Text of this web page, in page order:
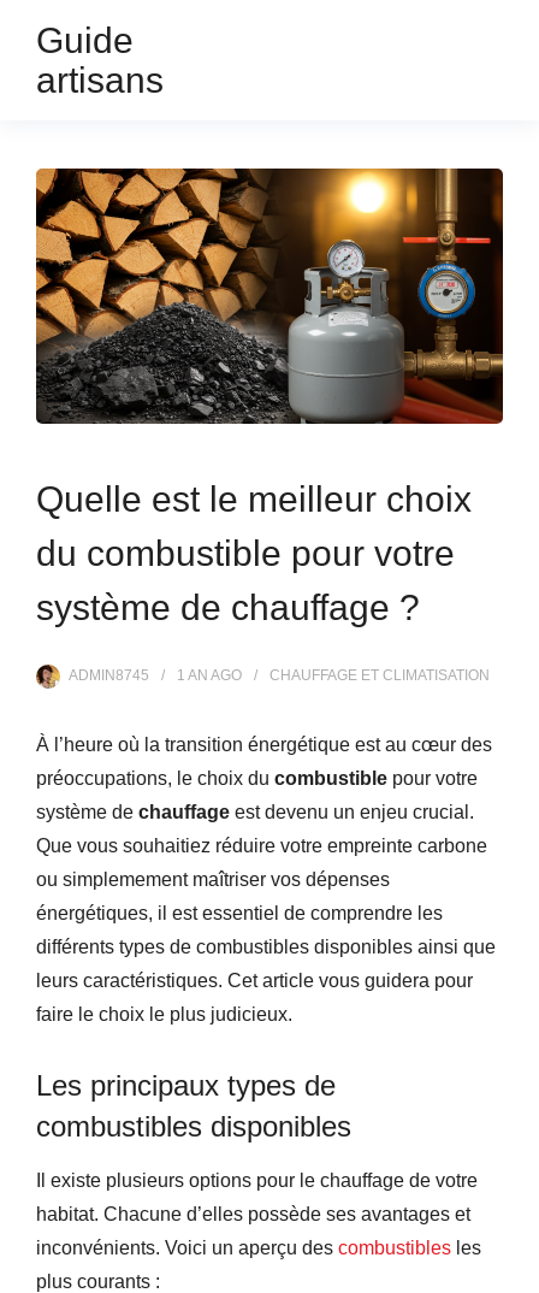
Guide
artisans
Quelle est le meilleur choix
du combustible pour votre
système de chauffage ?
ADMIN8745 1 AN AGO CHAUFFAGE ET CLIMATISATION
À l’heure où la transition énergétique est au cœur des
préoccupations, le choix du combustible pour votre
système de chauffage est devenu un enjeu crucial.
Que vous souhaitiez réduire votre empreinte carbone
ou simplemement maîtriser vos dépenses
énergétiques, il est essentiel de comprendre les
différents types de combustibles disponibles ainsi que
leurs caractéristiques. Cet article vous guidera pour
faire le choix le plus judicieux.
Les principaux types de
combustibles disponibles
Il existe plusieurs options pour le chauffage de votre
habitat. Chacune d’elles possède ses avantages et
inconvénients. Voici un aperçu des combustibles les
plus courants :